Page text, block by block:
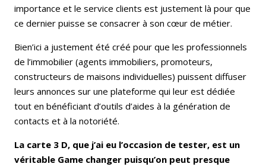
importance et le service clients est justement là pour que
ce dernier puisse se consacrer à son cœur de métier.
Bien’ici a justement été créé pour que les professionnels
de l’immobilier (agents immobiliers, promoteurs,
constructeurs de maisons individuelles) puissent diffuser
leurs annonces sur une plateforme qui leur est dédiée
tout en bénéficiant d’outils d’aides à la génération de
contacts et à la notoriété.
La carte 3 D, que j’ai eu l’occasion de tester, est un
véritable Game changer puisqu’on peut presque